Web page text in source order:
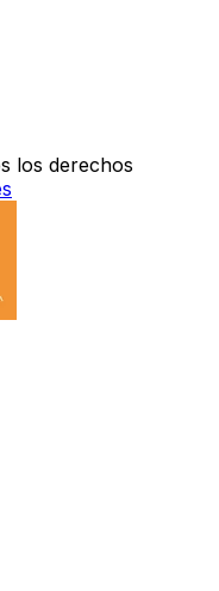
los derechos